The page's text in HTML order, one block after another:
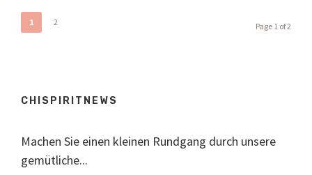
1 2 Page 1 of 2
CHISPIRITNEWS
Machen Sie einen kleinen Rundgang durch unsere
gemütliche...